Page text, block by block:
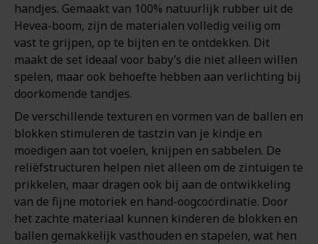
handjes. Gemaakt van 100% natuurlijk rubber uit de
Hevea-boom, zijn de materialen volledig veilig om
vast te grijpen, op te bijten en te ontdekken. Dit
maakt de set ideaal voor baby’s die niet alleen willen
spelen, maar ook behoefte hebben aan verlichting bij
doorkomende tandjes.
De verschillende texturen en vormen van de ballen en
blokken stimuleren de tastzin van je kindje en
moedigen aan tot voelen, knijpen en sabbelen. De
reliëfstructuren helpen niet alleen om de zintuigen te
prikkelen, maar dragen ook bij aan de ontwikkeling
van de fijne motoriek en hand-oogcoördinatie. Door
het zachte materiaal kunnen kinderen de blokken en
ballen gemakkelijk vasthouden en stapelen, wat hen